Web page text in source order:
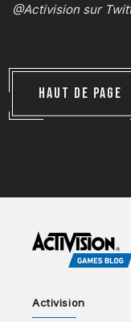
@Activision sur
HAUT DE PAGE
Activision